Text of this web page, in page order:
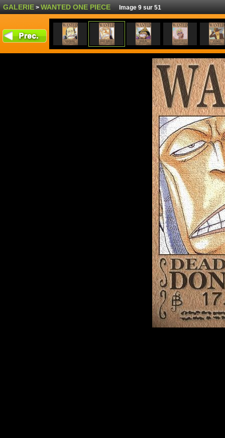
GALERIE > WANTED ONE PIECE Image 9 sur 51